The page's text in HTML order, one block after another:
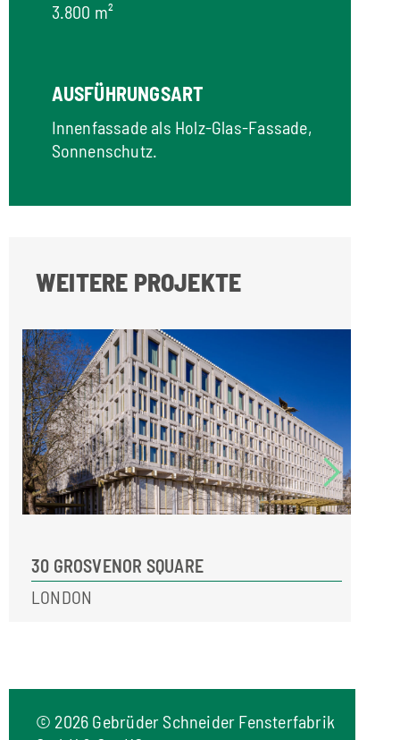
3.800 m²
AUSFÜHRUNGSART
Innenfassade als Holz-Glas-Fassade,
Sonnenschutz.
WEITERE PROJEKTE
30 GROSVENOR SQUARE
LONDON
© 2026 Gebrüder Schneider Fensterfabrik